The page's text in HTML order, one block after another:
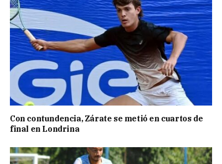
Con contundencia, Zárate se metió en cuartos de
final en Londrina